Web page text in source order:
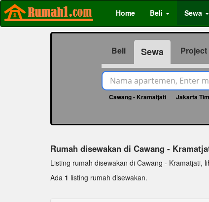
Home Beli Sewa
Beli Sewa Project
Cawang - Kramatjati Jakarta
Rumah disewakan di Cawang -
Listing rumah disewakan di Cawang - Kramatjati,
Ada 1 listing rumah disewakan.